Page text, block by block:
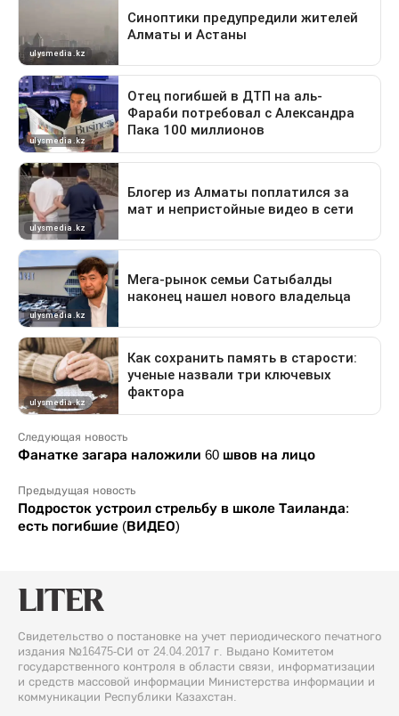
Следующая новость
Фанатке загара наложили 60 швов на лицо
Предыдущая новость
Подросток устроил стрельбу в школе Таиланда:
есть погибшие (ВИДЕО)
Свидетельство о постановке на учет периодического печатного
издания №16475-СИ от 24.04.2017 г. Выдано Комитетом
государственного контроля в области связи, информатизации
и средств массовой информации Министерства информации и
коммуникации Республики Казахстан.